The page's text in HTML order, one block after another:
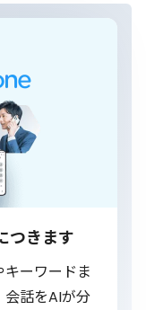
つきます
ーワードま
会話をAIが分